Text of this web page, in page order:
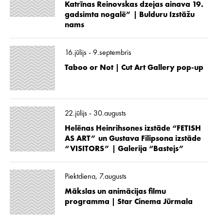
Katrīnas Reinovskas dzejas ainava 19.
gadsimta nogalē” | Bulduru Izstāžu
nams
16.jūlijs - 9.septembris
Taboo or Not | Cut Art Gallery pop-up
22.jūlijs - 30.augusts
Helēnas Heinrihsones izstāde “FETISH
AS ART” un Gustava Filipsona izstāde
“VISITORS” | Galerija “Bastejs”
Piektdiena, 7.augusts
Mākslas un animācijas filmu
programma | Star Cinema Jūrmala